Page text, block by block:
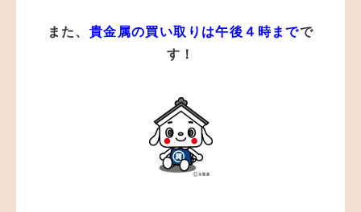
また、 貴金属の買い取りは午後４時までで
す！